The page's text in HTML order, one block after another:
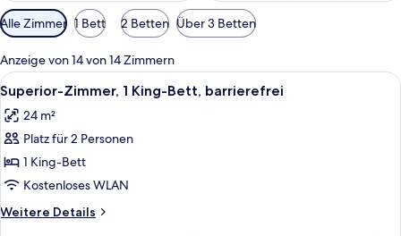
Verfügbare
Filter
für
Zimmer
Alle Zimmer 1 Bett 2 Betten Über 3 Betten
Anzeige von 14 von 14 Zimmern
Alle
Fotos
für
Superior-
Zimmer,
1 King-
Bett,
barrierefrei
Ein Hotelzimmer mit einem Bett,
7
Superior-Zimmer, 1 King-Bett, barrierefrei
24 m²
Platz für 2 Personen
1 King-Bett
Kostenloses WLAN
Weitere Details
Weitere